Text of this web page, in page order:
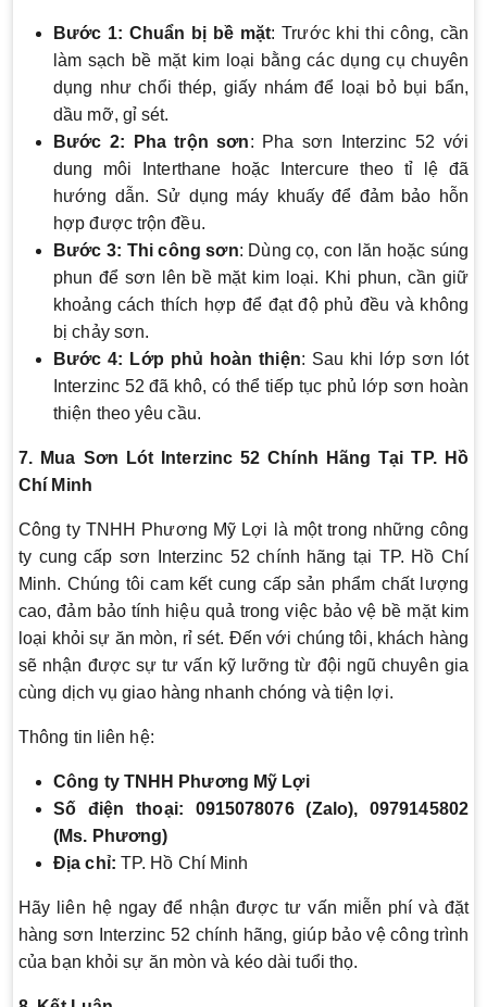
Bước 1: Chuẩn bị bề mặt: Trước khi thi công, cần
làm sạch bề mặt kim loại bằng các dụng cụ chuyên
dụng như chổi thép, giấy nhám để loại bỏ bụi bẩn,
dầu mỡ, gỉ sét.
Bước 2: Pha trộn sơn: Pha sơn Interzinc 52 với
dung môi Interthane hoặc Intercure theo tỉ lệ đã
hướng dẫn. Sử dụng máy khuấy để đảm bảo hỗn
hợp được trộn đều.
Bước 3: Thi công sơn: Dùng cọ, con lăn hoặc súng
phun để sơn lên bề mặt kim loại. Khi phun, cần giữ
khoảng cách thích hợp để đạt độ phủ đều và không
bị chảy sơn.
Bước 4: Lớp phủ hoàn thiện: Sau khi lớp sơn lót
Interzinc 52 đã khô, có thể tiếp tục phủ lớp sơn hoàn
thiện theo yêu cầu.
7. Mua Sơn Lót Interzinc 52 Chính Hãng Tại TP. Hồ
Chí Minh
Công ty TNHH Phương Mỹ Lợi là một trong những công
ty cung cấp sơn Interzinc 52 chính hãng tại TP. Hồ Chí
Minh. Chúng tôi cam kết cung cấp sản phẩm chất lượng
cao, đảm bảo tính hiệu quả trong việc bảo vệ bề mặt kim
loại khỏi sự ăn mòn, rỉ sét. Đến với chúng tôi, khách hàng
sẽ nhận được sự tư vấn kỹ lưỡng từ đội ngũ chuyên gia
cùng dịch vụ giao hàng nhanh chóng và tiện lợi.
Thông tin liên hệ:
Công ty TNHH Phương Mỹ Lợi
Số điện thoại: 0915078076 (Zalo), 0979145802
(Ms. Phương)
Địa chỉ: TP. Hồ Chí Minh
Hãy liên hệ ngay để nhận được tư vấn miễn phí và đặt
hàng sơn Interzinc 52 chính hãng, giúp bảo vệ công trình
của bạn khỏi sự ăn mòn và kéo dài tuổi thọ.